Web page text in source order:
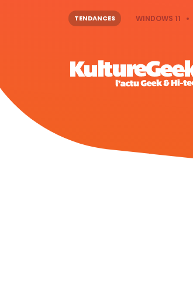
TENDANCES WINDOWS 11